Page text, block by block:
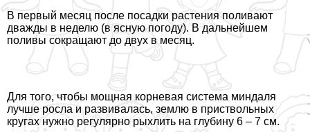
В первый месяц после посадки растения поливают
дважды в неделю (в ясную погоду). В дальнейшем
поливы сокращают до двух в месяц.
Для того, чтобы мощная корневая система миндаля
лучше росла и развивалась, землю в приствольных
кругах нужно регулярно рыхлить на глубину 6 – 7 см.